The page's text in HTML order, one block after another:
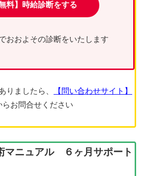
無料】時給診断をする
おおよその診断をいたします
りましたら、
【問い合わせサイト】
らお問合せください
マニュアル
６ヶ月サポート